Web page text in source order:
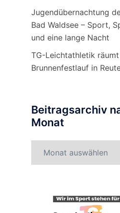
Jugendübernachtung
Bad Waldsee – Sport,
und eine lange Nacht
TG-Leichtathletik
Brunnenfestlauf in
Beitragsarchiv
Monat
nach